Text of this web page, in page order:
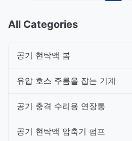
All Categories
공기 현탁액 봄
유압 호스 주름을 잡는 기계
공기 충격 수리용 연장통
공기 현탁액 압축기 펌프